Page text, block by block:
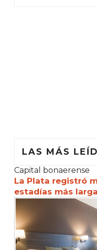
LAS MÁS
Capital bonaerense
La Plata registró
estadías más